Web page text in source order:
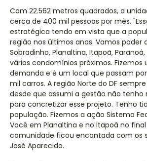
Com 22.562 metros quadrados, a
cerca de 400 mil pessoas por mês.
estratégica tendo em vista que a
região nos últimos anos. Vamos poder
Sobradinho, Planaltina, Itapoã,
vários condomínios próximos. Fizemos
demanda e é um local que passam por
mil carros. A região Norte do DF
desde que assumi a gestão não tenho
para concretizar esse projeto. Tenho
população. Fizemos a ação Sistema
Você em Planaltina e no Itapoã no final
comunidade ficou encantada com os
José Aparecido.